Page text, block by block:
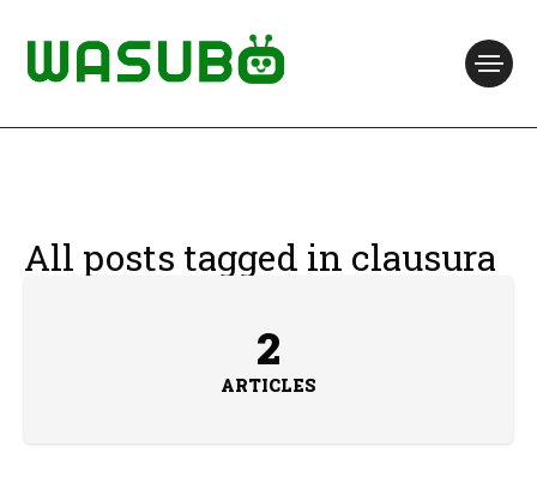
All posts tagged in clausura
2
ARTICLES